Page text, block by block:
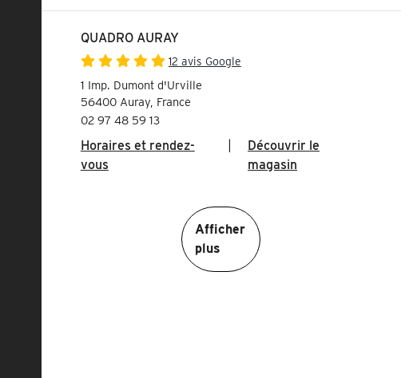
QUADRO AURAY
12 avis Google
1 Imp. Dumont d'Urville
56400 Auray, France
02 97 48 59 13
Horaires et rendez-
vous
Découvrir le
magasin
Afficher
plus